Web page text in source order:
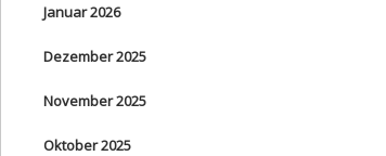
Januar 2026
Dezember 2025
November 2025
Oktober 2025